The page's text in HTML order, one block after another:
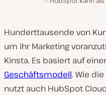
Hunderttausende von
um ihr Marketing
Kinsta. Es basiert auf
Geschäftsmodell. Wie
nutzt auch HubSpot